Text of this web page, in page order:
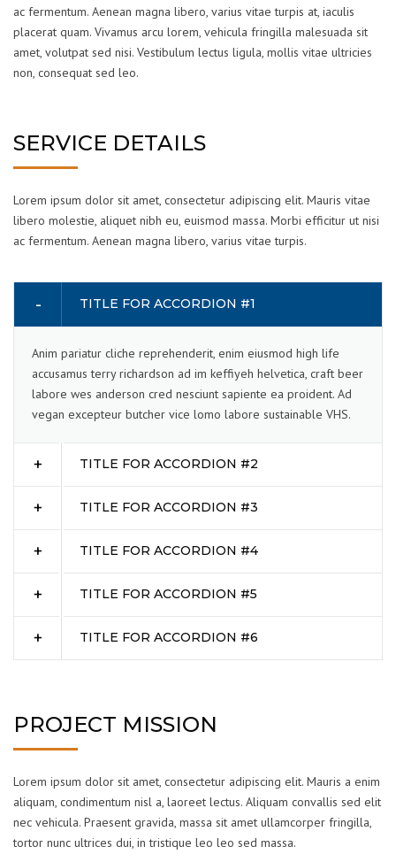
ac fermentum. Aenean magna libero, varius vitae turpis at, iaculis
placerat quam. Vivamus arcu lorem, vehicula fringilla malesuada sit
amet, volutpat sed nisi. Vestibulum lectus ligula, mollis vitae ultricies
non, consequat sed leo.
SERVICE DETAILS
Lorem ipsum dolor sit amet, consectetur adipiscing elit. Mauris vitae
libero molestie, aliquet nibh eu, euismod massa. Morbi efficitur ut nisi
ac fermentum. Aenean magna libero, varius vitae turpis.
TITLE FOR ACCORDION #1
Anim pariatur cliche reprehenderit, enim eiusmod high life
accusamus terry richardson ad im keffiyeh helvetica, craft beer
labore wes anderson cred nesciunt sapiente ea proident. Ad
vegan excepteur butcher vice lomo labore sustainable VHS.
TITLE FOR ACCORDION #2
TITLE FOR ACCORDION #3
TITLE FOR ACCORDION #4
TITLE FOR ACCORDION #5
TITLE FOR ACCORDION #6
PROJECT MISSION
Lorem ipsum dolor sit amet, consectetur adipiscing elit. Mauris a enim
aliquam, condimentum nisl a, laoreet lectus. Aliquam convallis sed elit
nec vehicula. Praesent gravida, massa sit amet ullamcorper fringilla,
tortor nunc ultrices dui, in tristique leo leo sed massa.